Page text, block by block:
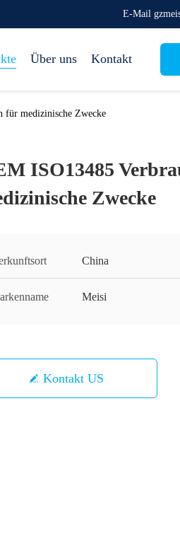
E-Mail
Über uns Kontakt
für medizinische Zwecke
ISO13485
Zwecke
China
Meisi
Kontakt US